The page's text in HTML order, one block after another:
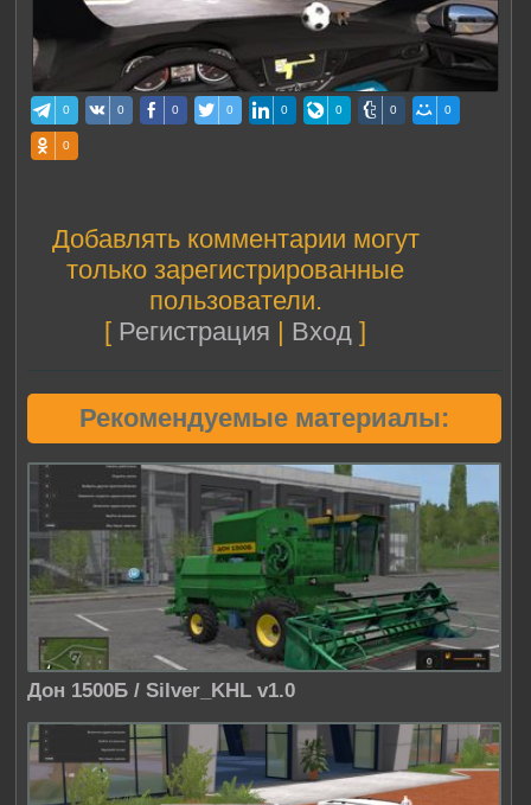
0 0 0 0 0 0 0 0
0
Добавлять комментарии могут
только зарегистрированные
пользователи.
[ Регистрация | Вход ]
Рекомендуемые материалы:
Дон 1500Б / Silver_KHL v1.0